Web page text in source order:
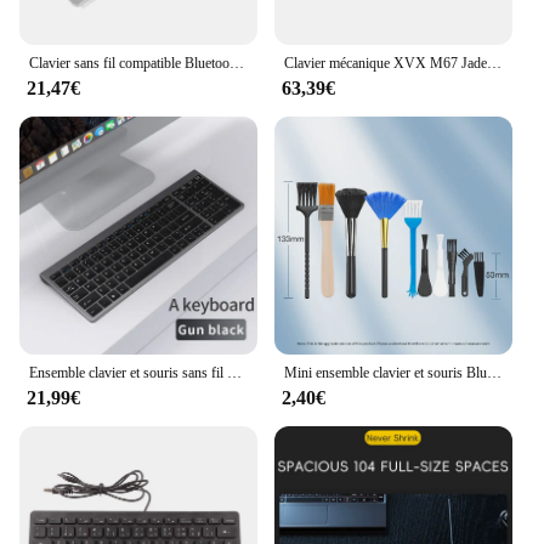
Clavier sans fil compatible Bluetooth ultra-mince, 78 prédire, Air pour Mini claviers Sub, Mac, ordinateur PC, Macbook, chaud
21,47€
Clavier mécanique XVX M67 JadeStone avec capuchons de touches de module IMD, ajouter des stabilisateurs, LED Leic-Mode, clavier topographique
63,39€
Ensemble clavier et souris sans fil Bluetooth 5.0 et 2.4G, Limitation ChlorMini, Ordinateur portable, PC, TV, iPad, Macbook, Android
21,99€
Mini ensemble clavier et souris Bluetooth sans fil, 2.4GHz, 3A, alimenté par batterie, 1200 ug I, clavier de jeu ultra-fin pour PC Apple Huawei
2,40€